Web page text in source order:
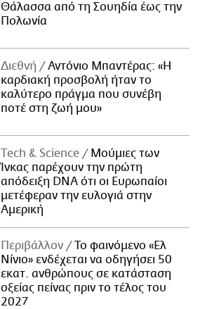
Θάλασσα από τη Σουηδία έως την
Πολωνία
Διεθνή
Αντόνιο Μπαντέρας: «Η
καρδιακή προσβολή ήταν το
καλύτερο πράγμα που συνέβη
ποτέ στη ζωή μου»
Τech & Science
Μούμιες των
Ίνκας παρέχουν την πρώτη
απόδειξη DNA ότι οι Ευρωπαίοι
μετέφεραν την ευλογιά στην
Αμερική
Περιβάλλον
Το φαινόμενο «Ελ
Νίνιο» ενδέχεται να οδηγήσει 50
εκατ. ανθρώπους σε κατάσταση
οξείας πείνας πριν το τέλος του
2027